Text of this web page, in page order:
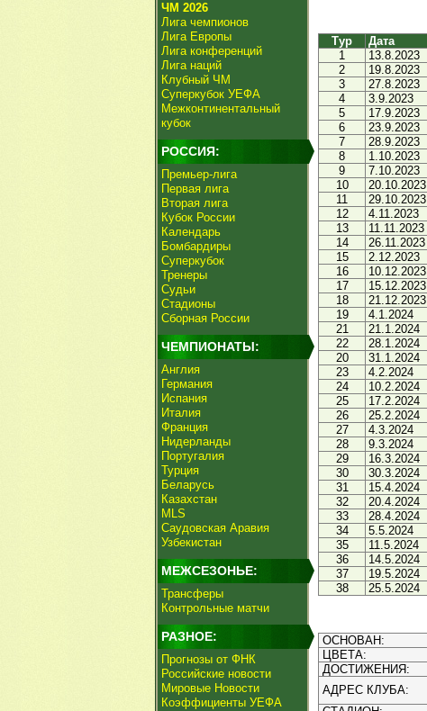
ЧМ 2026
Лига чемпионов
Лига Европы
Лига конференций
Лига наций
Клубный ЧМ
Суперкубок УЕФА
Межконтинентальный
кубок
РОССИЯ:
Премьер-лига
Первая лига
Вторая лига
Кубок России
Календарь
Бомбардиры
Суперкубок
Тренеры
Судьи
Стадионы
Сборная России
ЧЕМПИОНАТЫ:
Англия
Германия
Испания
Италия
Франция
Нидерланды
Португалия
Турция
Беларусь
Казахстан
MLS
Саудовская Аравия
Узбекистан
МЕЖСЕЗОНЬЕ:
Трансферы
Контрольные матчи
РАЗНОЕ:
Прогнозы от ФНК
Российские новости
Мировые Новости
Коэффициенты УЕФА
Тур
Дата
1
13.8.2023
2
19.8.2023
3
27.8.2023
4
3.9.2023
5
17.9.2023
6
23.9.2023
7
28.9.2023
8
1.10.2023
9
7.10.2023
10
20.10.2023
11
29.10.2023
12
4.11.2023
13
11.11.2023
14
26.11.2023
15
2.12.2023
16
10.12.2023
17
15.12.2023
18
21.12.2023
19
4.1.2024
21
21.1.2024
22
28.1.2024
20
31.1.2024
23
4.2.2024
24
10.2.2024
25
17.2.2024
26
25.2.2024
27
4.3.2024
28
9.3.2024
29
16.3.2024
30
30.3.2024
31
15.4.2024
32
20.4.2024
33
28.4.2024
34
5.5.2024
35
11.5.2024
36
14.5.2024
37
19.5.2024
38
25.5.2024
ОСНОВАН:
ЦВЕТА:
ДОСТИЖЕНИЯ:
АДРЕС КЛУБА: